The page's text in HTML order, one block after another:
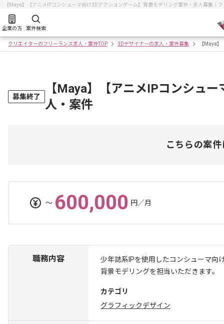
【Maya】【アニメIPコンシューマ向け3Dアクションゲーム】背景モデリング案件・求人募集｜
企業の方 案件検索
クリエイターのフリーランス求人・案件TOP 3Dデザイナーの求人・案件募集 【Maya
募集終了
【Maya】【アニメIPコンシュ
人・案件
こちらの案
〜 600,000 円／月
職務内容
少年誌系IPを使用したコンシューマ向
背景モデリングを担当いただきます。
カテゴリ
グラフィックデザイン